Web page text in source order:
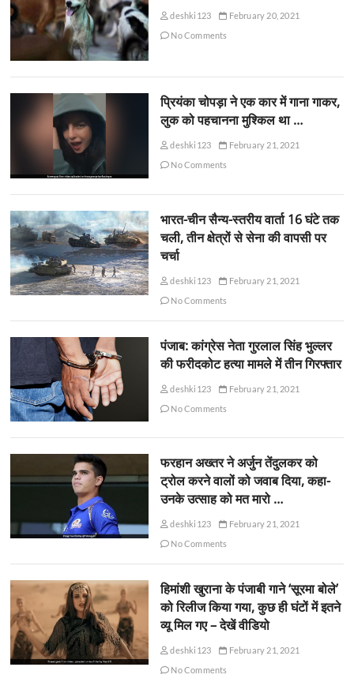
deshki123
February 20, 2021
No Comments
प्रियंका चोपड़ा ने एक कार में गाना गाकर,
लुक को पहचानना मुश्किल था …
deshki123
February 21, 2021
No Comments
भारत-चीन सैन्य-स्तरीय वार्ता 16 घंटे तक
चली, तीन क्षेत्रों से सेना की वापसी पर
चर्चा
deshki123
February 21, 2021
No Comments
पंजाब: कांग्रेस नेता गुरलाल सिंह भुल्लर
की फरीदकोट हत्या मामले में तीन गिरफ्तार
deshki123
February 21, 2021
No Comments
फरहान अख्तर ने अर्जुन तेंदुलकर को
ट्रोल करने वालों को जवाब दिया, कहा-
उनके उत्साह को मत मारो …
deshki123
February 21, 2021
No Comments
हिमांशी खुराना के पंजाबी गाने ‘सूरमा बोले’
को रिलीज किया गया, कुछ ही घंटों में इतने
व्यू मिल गए – देखें वीडियो
deshki123
February 21, 2021
No Comments